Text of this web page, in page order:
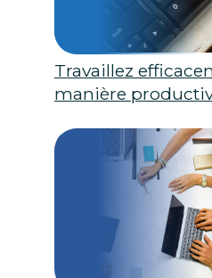
Travaillez
manière